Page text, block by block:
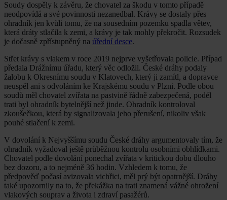
Soudy dospěly k závěru, že chovatel za škodu v tomto případě
neodpovídá a své povinnosti nezanedbal. Krávy se dostaly přes
ohradník jen kvůli tomu, že na sousedním pozemku spadla větev,
která dráty stlačila k zemi, a krávy je tak mohly překročit. Rozsudek
je dočasně zpřístupněný na úřední desce.
Střet krávy s vlakem v roce 2019 nejprve vyšetřovala policie. Případ
předala Drážnímu úřadu, který věc odložil. České dráhy podaly
žalobu k Okresnímu soudu v Klatovech, který ji zamítl, a dopravce
neuspěl ani s odvoláním ke Krajskému soudu v Plzni. Podle obou
soudů měl chovatel zvířata na pastvině řádně zabezpečená, podél
trati byl ohradník bytelnější než jinde. Ohradník kontroloval
zkoušečkou, která by signalizovala jeho přerušení, nikoliv však
pouhé stlačení k zemi.
V dovolání k Nejvyššímu soudu České dráhy argumentovaly tím, že
ohradník vyžadoval ještě průběžnou kontrolu osobními obhlídkami.
Chovatel podle dovolání ponechal zvířata v kritickou dobu dlouho
bez dozoru, a to nejméně 36 hodin. Vzhledem k tomu, že
předpověď počasí avizovala vichřici, měl prý být opatrnější. Dráhy
také upozornily na to, že překážka na trati znamená vážné ohrožení
vlakových souprav a života i zdraví pasažérů.